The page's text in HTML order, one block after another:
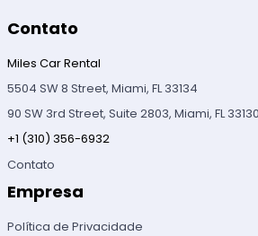
Contato
Miles Car Rental
5504 SW 8 Street, Miami, FL 33134
90 SW 3rd Street, Suite 2803, Miami, FL 33130
+1 (310) 356-6932
Contato
Empresa
Política de Privacidade